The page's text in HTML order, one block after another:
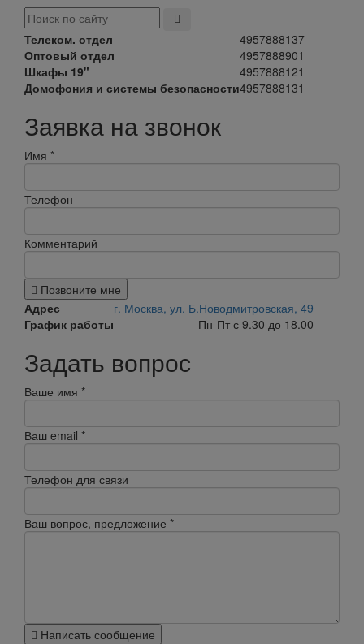
Телеком. отдел
4957888137
Оптовый отдел
4957888901
Шкафы 19"
4957888121
Домофония и системы безопасности4957888131
Заявка на звонок
Имя *
Телефон
Комментарий
Позвоните мне
Адрес
г. Москва, ул. Б.Новодмитровская, 49
График работы
Пн-Пт с 9.30 до 18.00
Задать вопрос
Ваше имя *
Ваш email *
Телефон для связи
Ваш вопрос, предложение *
Написать сообщение